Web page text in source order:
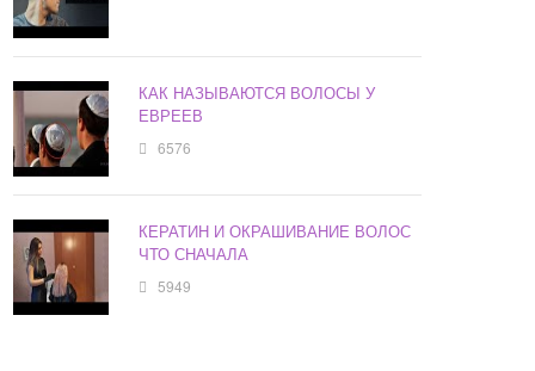
КАК НАЗЫВАЮТСЯ ВОЛОСЫ У
ЕВРЕЕВ
6576
КЕРАТИН И ОКРАШИВАНИЕ ВОЛОС
ЧТО СНАЧАЛА
5949